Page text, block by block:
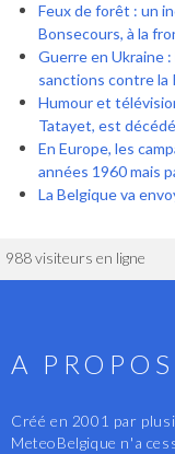
Feux de forêt : un
Bonsecours, à la
Guerre en Ukraine
sanctions contre la
Humour et
Tatayet, est décédé
En Europe, les
années 1960 mais
La Belgique va
988 visiteurs en ligne
A PROPOS
Créé en 2001 par
MeteoBelgique n'a